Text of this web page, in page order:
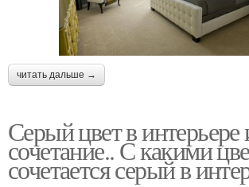
читать дальше →
Серый цвет в интерьере
сочетание.. С какими
сочетается серый в